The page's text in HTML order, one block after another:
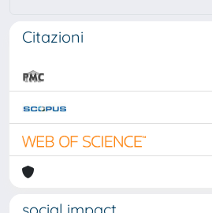
Citazioni